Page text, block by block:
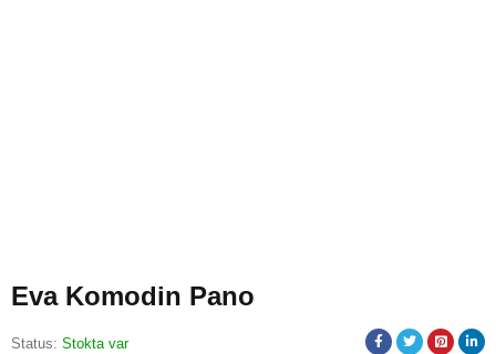
Eva Komodin Pano
Status: Stokta var